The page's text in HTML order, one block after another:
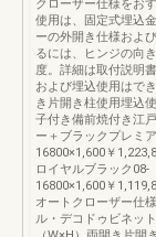
クローザー仕様をお
使用は、固定式埋込
ーの外開き仕様およ
るには、ヒンジの向
度。詳細は取付説明
および埋込使用はで
き片開き柱使用埋込
子付き備前焼付き江
ー＋ブラックプレミ
16800×1,600￥
ロイヤルブラック08-
16800×1,600￥
オートクローザー仕
ル・デコドゥビネッ